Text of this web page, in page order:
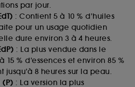
par jour.
: Contient 5 à 10 % d’huiles
pour un usage quotidien
dure environ 3 à 4 heures.
: La plus vendue dans le
15 % d’essences et environ 85 %
jusqu’à 8 heures sur la peau.
(P) : La version la plus